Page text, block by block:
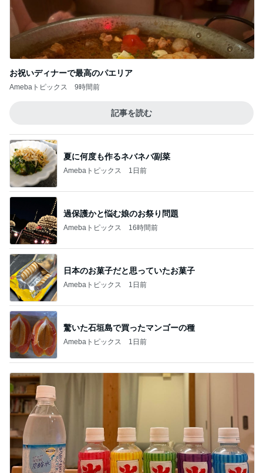
お祝いディナーで最高のパエリア
Amebaトピックス 9時間前
記事を読む
夏に何度も作るネバネバ副菜
Amebaトピックス 1日前
過保護かと悩む娘のお祭り問題
Amebaトピックス 16時間前
日本のお菓子だと思っていたお菓子
Amebaトピックス 1日前
驚いた石垣島で買ったマンゴーの種
Amebaトピックス 1日前